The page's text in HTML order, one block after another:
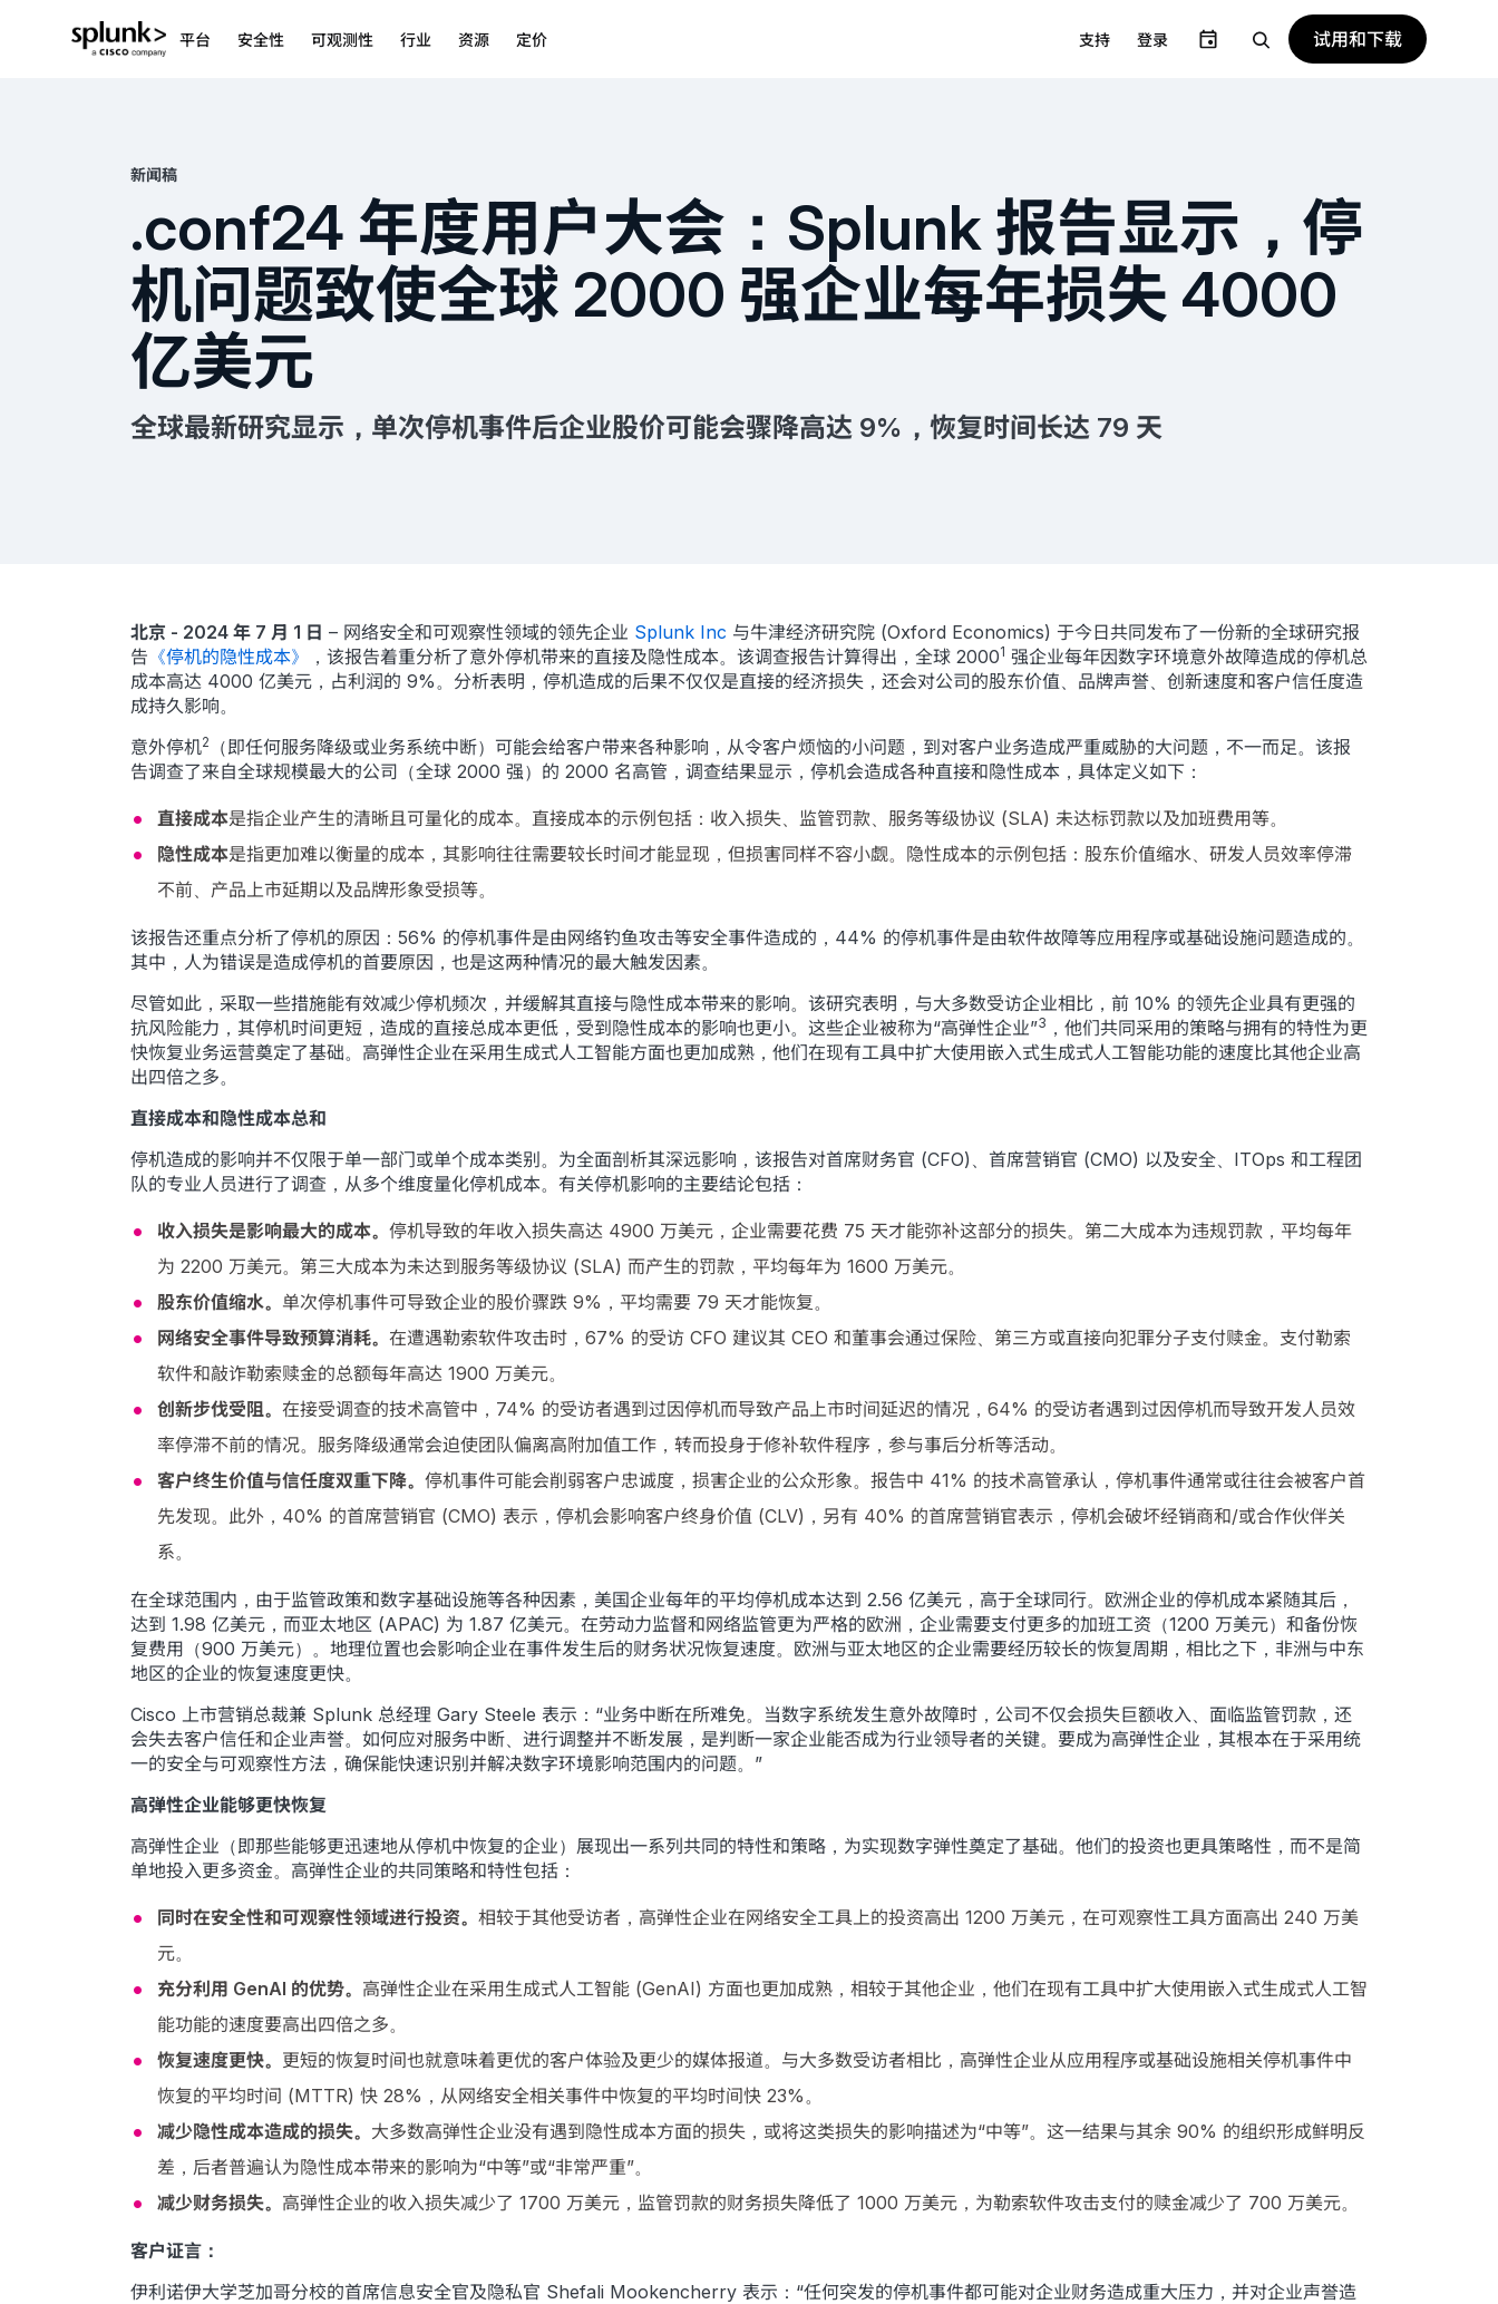
平台 安全性 可观测性 行业 资源 定价 支持 登录 试用和下载
新闻稿
.conf24 年度用户大会：Splunk 报告显示，停
机问题致使全球 2000 强企业每年损失 4000
亿美元
全球最新研究显示，单次停机事件后企业股价可能会骤降高达 9%，恢复时间长达 79 天
北京 - 2024 年 7 月 1 日 – 网络安全和可观察性领域的领先企业 Splunk Inc 与牛津经济研究院 (Oxford Economics) 于今日共同发布了一份新的全球研究报
告 《停机的隐性成本》 ，该报告着重分析了意外停机带来的直接及隐性成本。该调查报告计算得出，全球 20001 强企业每年因数字环境意外故障造成的停机总
成本高达 4000 亿美元，占利润的 9%。分析表明，停机造成的后果不仅仅是直接的经济损失，还会对公司的股东价值、品牌声誉、创新速度和客户信任度造
成持久影响。
意外停机2
（即任何服务降级或业务系统中断）可能会给客户带来各种影响，从令客户烦恼的小问题，到对客户业务造成严重威胁的大问题，不一而足。该报
告调查了来自全球规模最大的公司（全球 2000 强）的 2000 名高管，调查结果显示，停机会造成各种直接和隐性成本，具体定义如下：
直接成本是指企业产生的清晰且可量化的成本。直接成本的示例包括：收入损失、监管罚款、服务等级协议 (SLA) 未达标罚款以及加班费用等。
隐性成本是指更加难以衡量的成本，其影响往往需要较长时间才能显现，但损害同样不容小觑。隐性成本的示例包括：股东价值缩水、研发人员效率停滞
不前、产品上市延期以及品牌形象受损等。
该报告还重点分析了停机的原因：56% 的停机事件是由网络钓鱼攻击等安全事件造成的，44% 的停机事件是由软件故障等应用程序或基础设施问题造成的。
其中，人为错误是造成停机的首要原因，也是这两种情况的最大触发因素。
尽管如此，采取一些措施能有效减少停机频次，并缓解其直接与隐性成本带来的影响。该研究表明，与大多数受访企业相比，前 10% 的领先企业具有更强的
抗风险能力，其停机时间更短，造成的直接总成本更低，受到隐性成本的影响也更小。这些企业被称为“高弹性企业”3 ，他们共同采用的策略与拥有的特性为更
快恢复业务运营奠定了基础。高弹性企业在采用生成式人工智能方面也更加成熟，他们在现有工具中扩大使用嵌入式生成式人工智能功能的速度比其他企业高
出四倍之多。
直接成本和隐性成本总和
停机造成的影响并不仅限于单一部门或单个成本类别。为全面剖析其深远影响，该报告对首席财务官 (CFO)、首席营销官 (CMO) 以及安全、ITOps 和工程团
队的专业人员进行了调查，从多个维度量化停机成本。有关停机影响的主要结论包括：
收入损失是影响最大的成本。 停机导致的年收入损失高达 4900 万美元，企业需要花费 75 天才能弥补这部分的损失。第二大成本为违规罚款，平均每年
为 2200 万美元。第三大成本为未达到服务等级协议 (SLA) 而产生的罚款，平均每年为 1600 万美元。
股东价值缩水。 单次停机事件可导致企业的股价骤跌 9%，平均需要 79 天才能恢复。
网络安全事件导致预算消耗。 在遭遇勒索软件攻击时，67% 的受访 CFO 建议其 CEO 和董事会通过保险、第三方或直接向犯罪分子支付赎金。支付勒索
软件和敲诈勒索赎金的总额每年高达 1900 万美元。
创新步伐受阻。 在接受调查的技术高管中，74% 的受访者遇到过因停机而导致产品上市时间延迟的情况，64% 的受访者遇到过因停机而导致开发人员效
率停滞不前的情况。服务降级通常会迫使团队偏离高附加值工作，转而投身于修补软件程序，参与事后分析等活动。
客户终生价值与信任度双重下降。 停机事件可能会削弱客户忠诚度，损害企业的公众形象。报告中 41% 的技术高管承认，停机事件通常或往往会被客户首
先发现。此外，40% 的首席营销官 (CMO) 表示，停机会影响客户终身价值 (CLV)，另有 40% 的首席营销官表示，停机会破坏经销商和/或合作伙伴关
系。
在全球范围内，由于监管政策和数字基础设施等各种因素，美国企业每年的平均停机成本达到 2.56 亿美元，高于全球同行。欧洲企业的停机成本紧随其后，
达到 1.98 亿美元，而亚太地区 (APAC) 为 1.87 亿美元。在劳动力监督和网络监管更为严格的欧洲，企业需要支付更多的加班工资（1200 万美元）和备份恢
复费用（900 万美元）。地理位置也会影响企业在事件发生后的财务状况恢复速度。欧洲与亚太地区的企业需要经历较长的恢复周期，相比之下，非洲与中东
地区的企业的恢复速度更快。
Cisco 上市营销总裁兼 Splunk 总经理 Gary Steele 表示：“业务中断在所难免。当数字系统发生意外故障时，公司不仅会损失巨额收入、面临监管罚款，还
会失去客户信任和企业声誉。如何应对服务中断、进行调整并不断发展，是判断一家企业能否成为行业领导者的关键。要成为高弹性企业，其根本在于采用统
一的安全与可观察性方法，确保能快速识别并解决数字环境影响范围内的问题。”
高弹性企业能够更快恢复
高弹性企业（即那些能够更迅速地从停机中恢复的企业）展现出一系列共同的特性和策略，为实现数字弹性奠定了基础。他们的投资也更具策略性，而不是简
单地投入更多资金。高弹性企业的共同策略和特性包括：
同时在安全性和可观察性领域进行投资。 相较于其他受访者，高弹性企业在网络安全工具上的投资高出 1200 万美元，在可观察性工具方面高出 240 万美
元。
充分利用 GenAI 的优势。 高弹性企业在采用生成式人工智能 (GenAI) 方面也更加成熟，相较于其他企业，他们在现有工具中扩大使用嵌入式生成式人工智
能功能的速度要高出四倍之多。
恢复速度更快。 更短的恢复时间也就意味着更优的客户体验及更少的媒体报道。与大多数受访者相比，高弹性企业从应用程序或基础设施相关停机事件中
恢复的平均时间 (MTTR) 快 28%，从网络安全相关事件中恢复的平均时间快 23%。
减少隐性成本造成的损失。 大多数高弹性企业没有遇到隐性成本方面的损失，或将这类损失的影响描述为“中等”。这一结果与其余 90% 的组织形成鲜明反
差，后者普遍认为隐性成本带来的影响为“中等”或“非常严重”。
减少财务损失。 高弹性企业的收入损失减少了 1700 万美元，监管罚款的财务损失降低了 1000 万美元，为勒索软件攻击支付的赎金减少了 700 万美元。
客户证言：
伊利诺伊大学芝加哥分校的首席信息安全官及隐私官 Shefali Mookencherry 表示：“任何突发的停机事件都可能对企业财务造成重大压力，并对企业声誉造